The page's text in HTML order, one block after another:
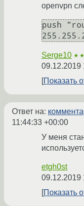
openvpn
push
Serge10
09.12.2019
Показать
Ответ на:
11:44:33 +00:00
У меня
etgh0st
09.12.2019
Показать